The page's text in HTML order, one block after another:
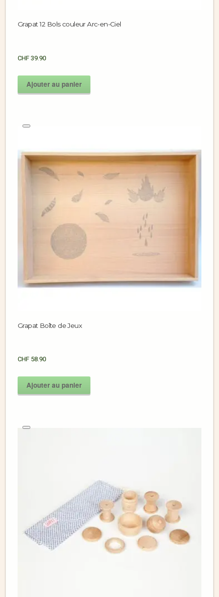
Grapat 12 Bols couleur Arc-en-Ciel
CHF 39.90
Ajouter au panier
Grapat Boîte de Jeux
CHF 58.90
Ajouter au panier